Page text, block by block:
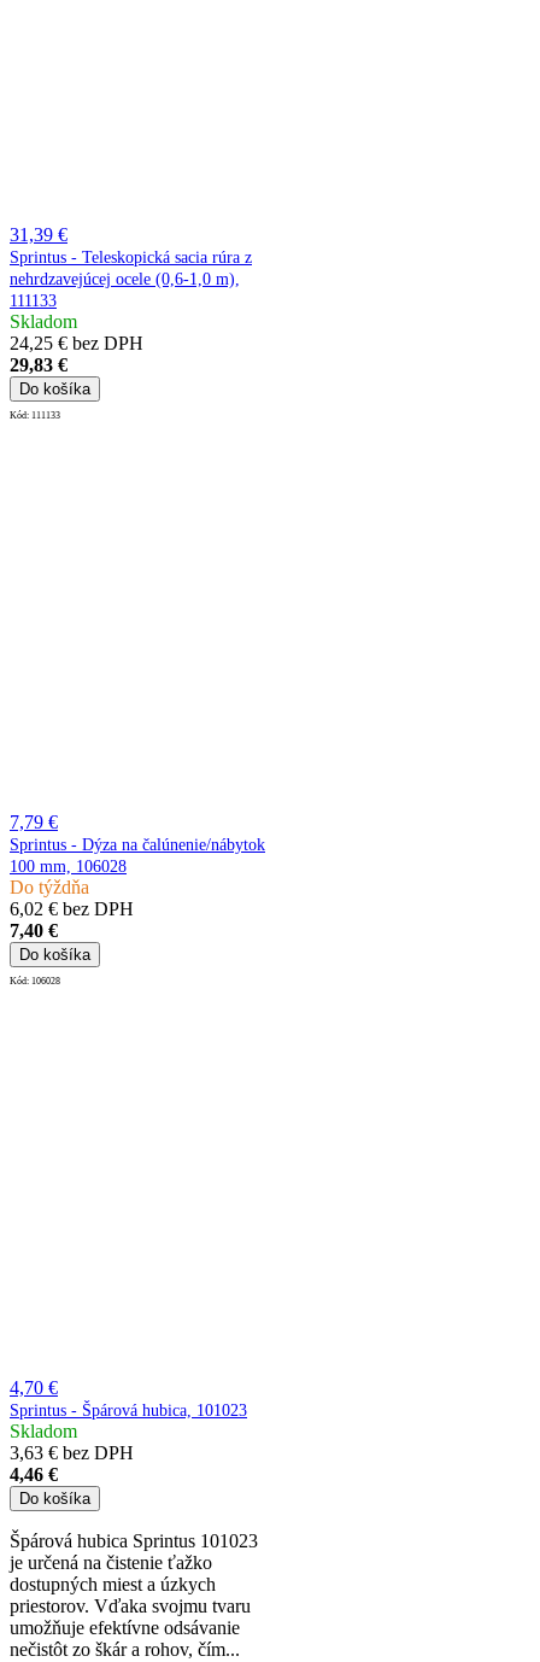
31,39 €
Sprintus - Teleskopická sacia rúra z
nehrdzavejúcej ocele (0,6-1,0 m),
111133
Skladom
24,25 € bez DPH
29,83 €
Do košíka
Kód: 111133
7,79 €
Sprintus - Dýza na čalúnenie/nábytok
100 mm, 106028
Do týždňa
6,02 € bez DPH
7,40 €
Do košíka
Kód: 106028
4,70 €
Sprintus - Špárová hubica, 101023
Skladom
3,63 € bez DPH
4,46 €
Do košíka
Špárová hubica Sprintus 101023
je určená na čistenie ťažko
dostupných miest a úzkych
priestorov. Vďaka svojmu tvaru
umožňuje efektívne odsávanie
nečistôt zo škár a rohov, čím...